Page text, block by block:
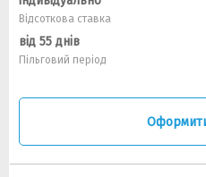
Відсоткова ставка
від 55 днів
Пільговий період